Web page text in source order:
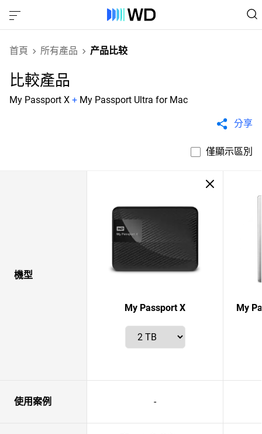
首頁 所有產品 产品比较
比較產品
My Passport X + My Passport Ultra for Mac
分享
僅顯示區別
機型
My Passport X My
使用案例 -